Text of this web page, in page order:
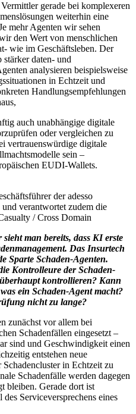
gerade bei komplexeren
weiterhin eine
mehr Agenten wir sehen
den Wert von menschlichen
wie im Geschäftsleben. Der
daten- und
analysieren beispielsweise
in Echtzeit und
Handlungsempfehlungen
auch unabhängige digitale
oder vergleichen zu
vertrauenswürdige digitale
sein –
EUDI-Wallets.
der adesso
verantwortet zudem die
/ Cross Domain
man bereits, dass KI erste
Das Insurtech
Sparte Schaden-Agenten.
Kontrolleure der Schaden-
kontrollieren? Kann
ein Schaden-Agent macht?
nicht zu lange?
zunächst vor allem bei
Schadenfällen eingesetzt –
sind und Geschwindigkeit einen
entstehen neue
in Echtzeit zu
Schadenfälle werden dagegen
bleiben. Gerade dort ist
Serviceversprechens eines